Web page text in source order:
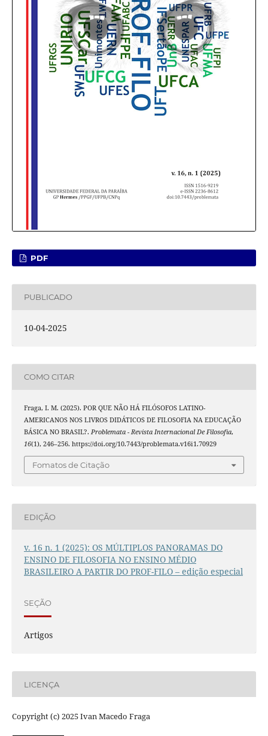
PDF
PUBLICADO
10-04-2025
COMO CITAR
Fraga, I. M. (2025). POR QUE NÃO HÁ FILÓSOFOS LATINO-
AMERICANOS NOS LIVROS DIDÁTICOS DE FILOSOFIA NA EDUCAÇÃO
BÁSICA NO BRASIL?. Problemata - Revista Internacional De Filosofia,
16(1), 246–256. https://doi.org/10.7443/problemata.v16i1.70929
Fomatos de Citação
EDIÇÃO
v. 16 n. 1 (2025): OS MÚLTIPLOS PANORAMAS DO
ENSINO DE FILOSOFIA NO ENSINO MÉDIO
BRASILEIRO A PARTIR DO PROF-FILO – edição especial
SEÇÃO
Artigos
LICENÇA
Copyright (c) 2025 Ivan Macedo Fraga